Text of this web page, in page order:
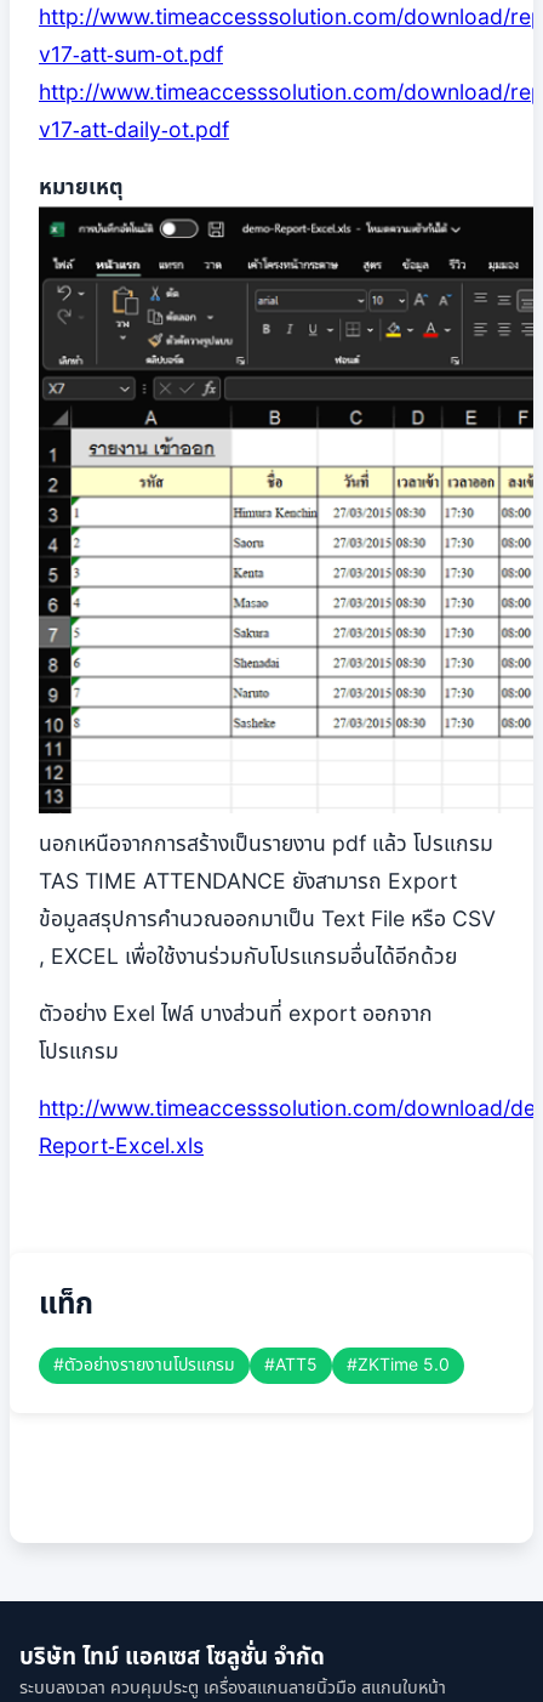
http://www.timeaccesssolution.com/download/
v17-att-sum-ot.pdf
http://www.timeaccesssolution.com/download/
v17-att-daily-ot.pdf
หมายเหตุ
นอกเหนือจากการสร้างเป็นรายงาน pdf แล้ว โปรแกรม
TAS TIME ATTENDANCE ยังสามารถ Export
ข้อมูลสรุปการคำนวณออกมาเป็น Text File หรือ CSV
, EXCEL เพื่อใช้งานร่วมกับโปรแกรมอื่นได้อีกด้วย
ตัวอย่าง Exel ไฟล์ บางส่วนที่ export ออกจาก
โปรแกรม
http://www.timeaccesssolution.com/download/
Report-Excel.xls
แท็ก
#ตัวอย่างรายงานโปรแกรม #ATT5 #ZKTime 5.0
บริษัท ไทม์ แอคเซส โซลูชั่น จำกัด
ระบบลงเวลา ควบคุมประตู เครื่องสแกนลายนิ้วมือ สแกนใบหน้า